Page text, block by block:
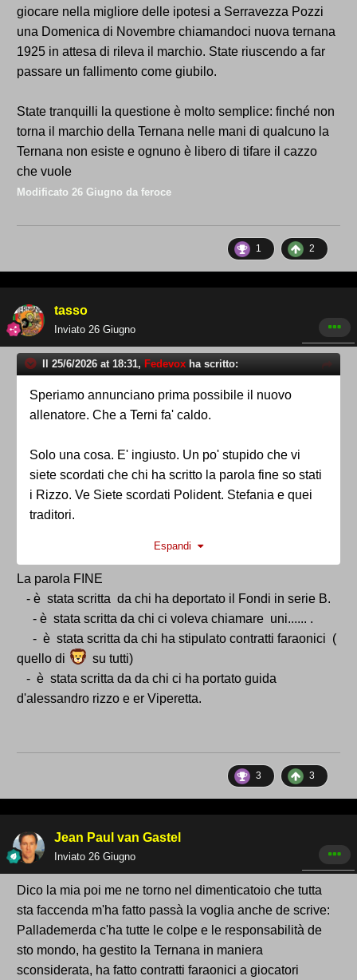
giocare nella migliore delle ipotesi a Serravezza Pozzi
una Domenica di Novembre chiamandoci nuova ternana
1925 in attesa di rileva il marchio. State riuscendo a far
passare un fallimento come giubilo.
State tranquilli la questione è molto semplice: finché non
torna il marchio della Ternana nelle mani di qualcuno la
Ternana non esiste e ognuno è libero di tifare il cazzo
che vuole
Modificato 26 Giugno da feroce
1 2
tasso
Inviato 26 Giugno
Il 25/6/2026 at 18:31, Fedevox ha scritto:
Speriamo annunciano prima possibile il nuovo
allenatore. Che a Terni fa' caldo.
Solo una cosa. E' ingiusto. Un po' stupido che vi
siete scordati che chi ha scritto la parola fine so stati
i Rizzo. Ve Siete scordati Polident. Stefania e quei
traditori.
Espandi
La parola FINE
- è stata scritta da chi ha deportato il Fondi in serie B.
- è stata scritta da chi ci voleva chiamare uni...... .
- è stata scritta da chi ha stipulato contratti faraonici (
quello di
su tutti)
- è stata scritta da da chi ci ha portato guida
d'alessandro rizzo e er Viperetta.
3 3
Jean Paul van Gastel
Inviato 26 Giugno
Dico la mia poi me ne torno nel dimenticatoio che tutta
sta faccenda m'ha fatto passà la voglia anche de scrive:
Pallademerda c'ha tutte le colpe e le responsabilità de
sto mondo, ha gestito la Ternana in maniera
sconsiderata, ha fatto contratti faraonici a giocatori